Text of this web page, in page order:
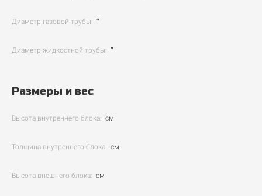
Диаметр газовой трубы: ″
Диаметр жидкостной трубы: ″
Размеры и вес
Высота внутреннего блока: см
Толщина внутреннего блока: см
Высота внешнего блока: см